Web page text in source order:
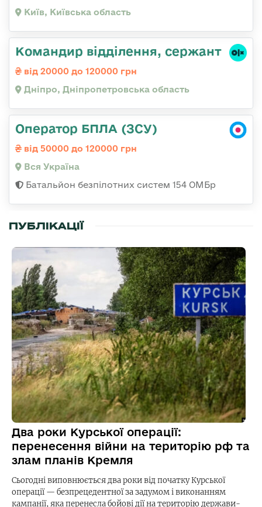
Київ, Київська область
Командир відділення, сержант
від 20000 до 120000 грн
Дніпро, Дніпропетровська область
Оператор БПЛА (ЗСУ)
від 50000 до 120000 грн
Вся Україна
Батальйон безпілотних систем 154 ОМБр
ПУБЛІКАЦІЇ
Два роки Курської операції:
перенесення війни на територію рф та
злам планів Кремля
Сьогодні виповнюється два роки від початку Курської
операції — безпрецедентної за задумом і виконанням
кампанії, яка перенесла бойові дії на територію держави-